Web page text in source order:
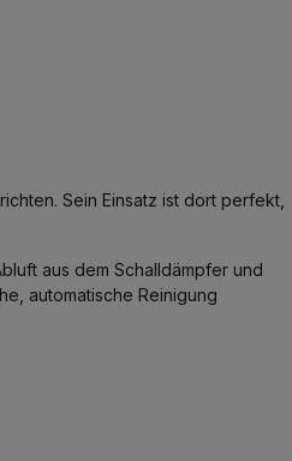
Sein Einsatz ist dort perfekt,
aus dem Schalldämpfer und
automatische Reinigung